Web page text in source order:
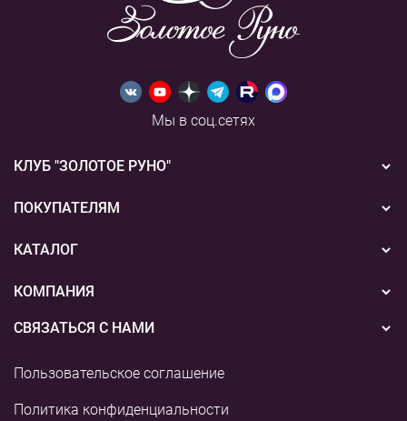
Мы в соц.сетях
КЛУБ "ЗОЛОТОЕ РУНО"
Новости
Акции
ПОКУПАТЕЛЯМ
Бонусная система
Подарочные сертификаты
Способы оплаты
КАТАЛОГ
Вышивка
Пряжа
КОМПАНИЯ
О нас
Наши магазины
Контакты и реквизиты
СВЯЗАТЬСЯ С НАМИ
Пользовательское соглашение
Политика конфиденциальности